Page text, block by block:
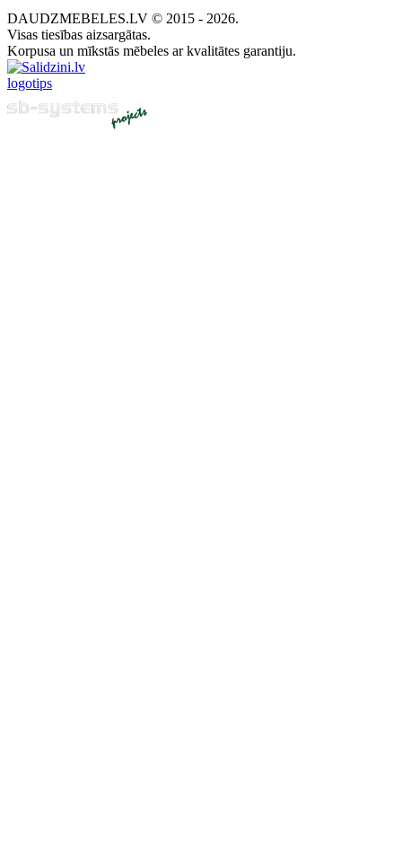
DAUDZMEBELES.LV © 2015 - 2026.
Visas tiesības aizsargātas.
Korpusa un mīkstās mēbeles ar kvalitātes garantiju.